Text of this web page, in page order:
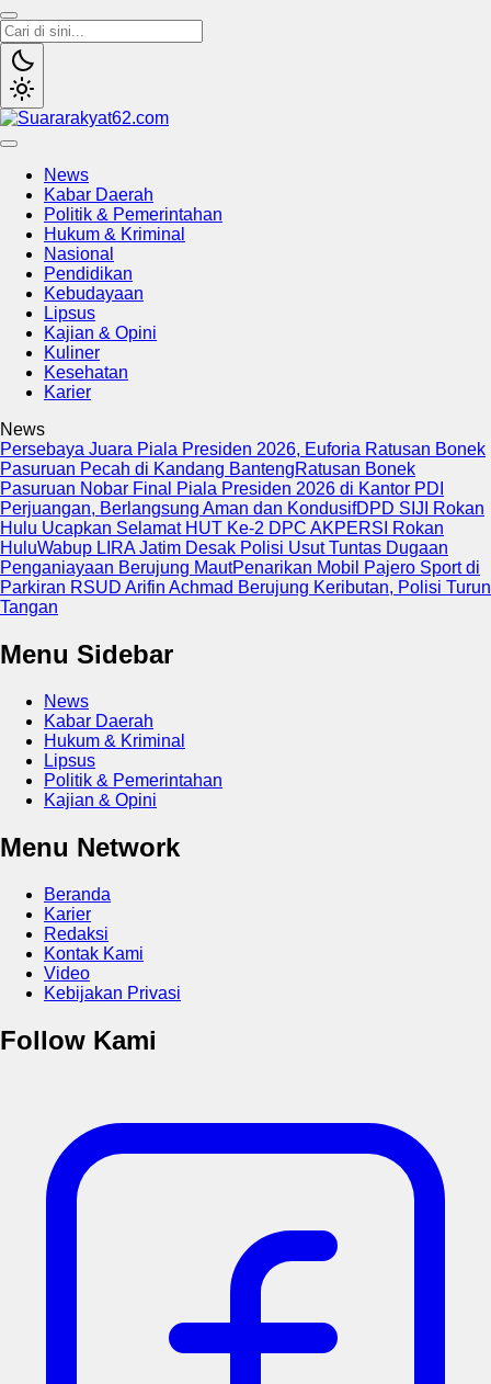
News
Kabar Daerah
Politik & Pemerintahan
Hukum & Kriminal
Nasional
Pendidikan
Kebudayaan
Lipsus
Kajian & Opini
Kuliner
Kesehatan
Karier
News
Persebaya Juara Piala Presiden 2026, Euforia Ratusan Bonek
Pasuruan Pecah di Kandang BantengRatusan Bonek
Pasuruan Nobar Final Piala Presiden 2026 di Kantor PDI
Perjuangan, Berlangsung Aman dan KondusifDPD SIJI Rokan
Hulu Ucapkan Selamat HUT Ke-2 DPC AKPERSI Rokan
HuluWabup LIRA Jatim Desak Polisi Usut Tuntas Dugaan
Penganiayaan Berujung MautPenarikan Mobil Pajero Sport di
Parkiran RSUD Arifin Achmad Berujung Keributan, Polisi Turun
Tangan
Menu Sidebar
News
Kabar Daerah
Hukum & Kriminal
Lipsus
Politik & Pemerintahan
Kajian & Opini
Menu Network
Beranda
Karier
Redaksi
Kontak Kami
Video
Kebijakan Privasi
Follow Kami